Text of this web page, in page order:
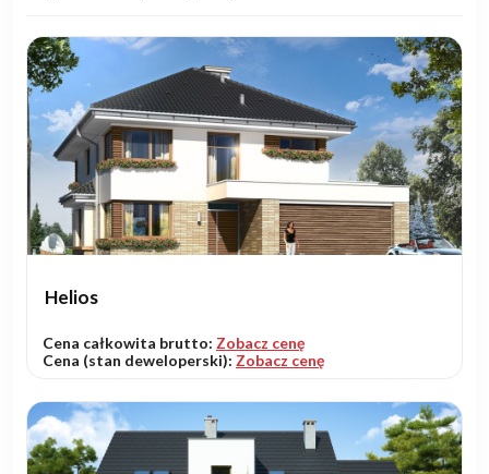
Helios
Cena całkowita brutto: Zobacz cenę
Cena (stan deweloperski): Zobacz cenę